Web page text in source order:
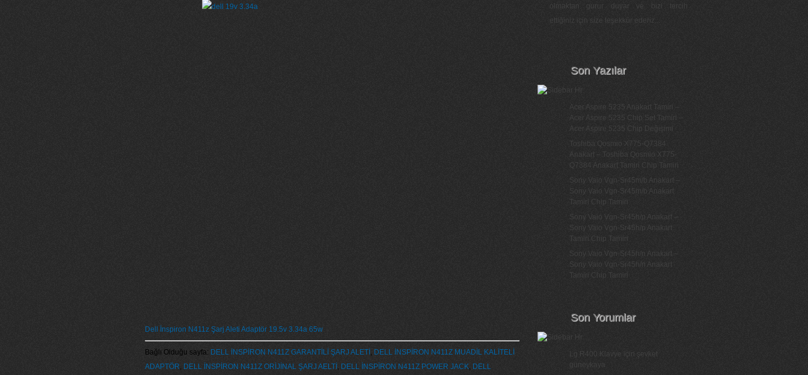
Dell İnspiron N411z Şarj Aleti Adaptör 19.5v 3.34a 65w
Bağlı Olduğu sayfa: DELL İNSPİRON N411Z GARANTİLİ ŞARJ ALETİ , DELL İNSPİRON N411Z MUADİL KALİTELİ
ADAPTÖR, DELL İNSPİRON N411Z ORİJİNAL ŞARJ AELTİ , DELL İNSPİRON N411Z POWER JACK, DELL
olmaktan gurur duyar ve bizi tercih
ettiğiniz için size teşekkür ederiz...
Son Yazılar
Acer Aspire 5235 Anakart Tamiri –
Acer Aspire 5235 Chip Set Tamiri –
Acer Aspire 5235 Chip Değişimi
Toshiba Qosmio X775-Q7384
Anakart – Toshiba Qosmio X775-
Q7384 Anakart Tamiri Chip Tamiri
Sony Vaio Vgn-Sr45m/b Anakart –
Sony Vaio Vgn-Sr45m/b Anakart
Tamiri Chip Tamiri
Sony Vaio Vgn-Sr45h/p Anakart –
Sony Vaio Vgn-Sr45h/p Anakart
Tamiri Chip Tamiri
Sony Vaio Vgn-Sr45h/n Anakart –
Sony Vaio Vgn-Sr45h/n Anakart
Tamiri Chip Tamiri
Son Yorumlar
Lg R400 Klavye için
şevket
güneykaya